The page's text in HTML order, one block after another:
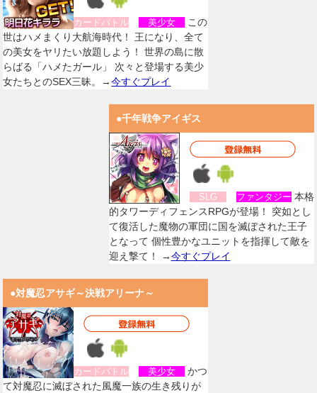
カードバトル 美少女
この
世はハメまくり大航海時代！ 王になり、全て
の美女をヤリたい放題しよう！ 世界の島に散
らばる「ハメたガール」 次々と登場する美少
女たちとのSEX三昧。→今すぐプレイ
●千年戦争アイギス
SLG ファンタジー 本格
的タワーディフェンスRPGが登場！ 突如とし
て復活した魔物の軍団に国を滅ぼされた王子
となって 個性豊かなユニットを指揮して敵を
迎え撃て！ →今すぐプレイ
●対魔忍アサギ～決戦アリーナ～
カードバトル 美少女
かつ
て対魔忍に滅ぼされた風魔一族の生き残りが